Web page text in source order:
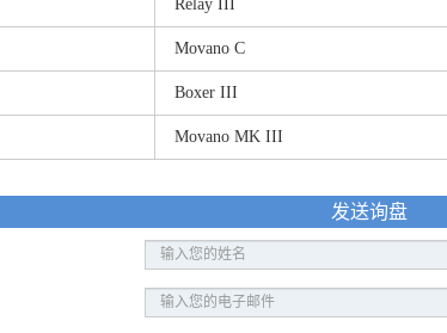
Relay III
Movano C
Boxer III
Movano MK III
发送询盘